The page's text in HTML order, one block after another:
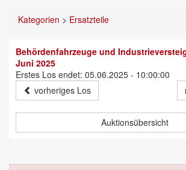
Kategorien > Ersatzteile
Behördenfahrzeuge und
Juni 2025
Erstes Los endet: 05.06.2025 - 10:00:00
vorheriges Los
Auktionsübersicht